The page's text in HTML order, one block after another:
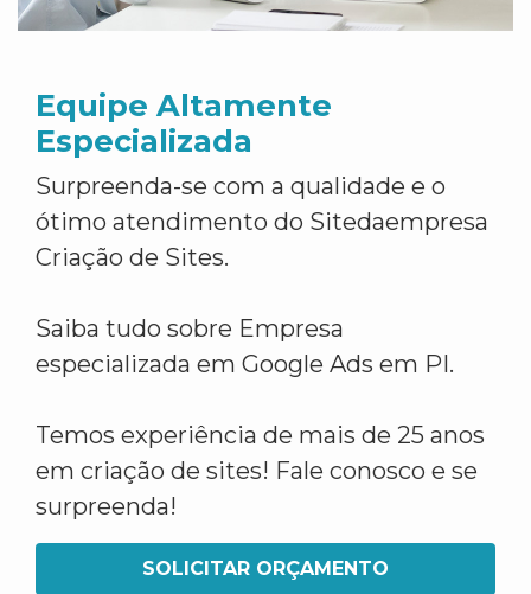
Equipe Altamente
Especializada
Surpreenda-se com a qualidade e o
ótimo atendimento do Sitedaempresa
Criação de Sites.
Saiba tudo sobre Empresa
especializada em Google Ads em PI.
Temos experiência de mais de 25 anos
em criação de sites! Fale conosco e se
surpreenda!
SOLICITAR ORÇAMENTO